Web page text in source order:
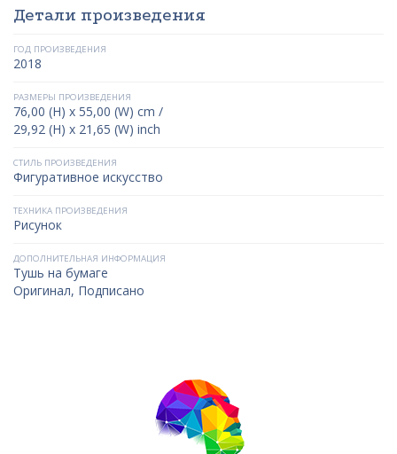
Детали произведения
ГОД ПРОИЗВЕДЕНИЯ
2018
РАЗМЕРЫ ПРОИЗВЕДЕНИЯ
76,00 (H) x 55,00 (W) cm /
29,92 (H) x 21,65 (W) inch
СТИЛЬ ПРОИЗВЕДЕНИЯ
Фигуративное искусство
ТЕХНИКА ПРОИЗВЕДЕНИЯ
Рисунок
ДОПОЛНИТЕЛЬНАЯ ИНФОРМАЦИЯ
Тушь на бумаге
Оригинал, Подписано